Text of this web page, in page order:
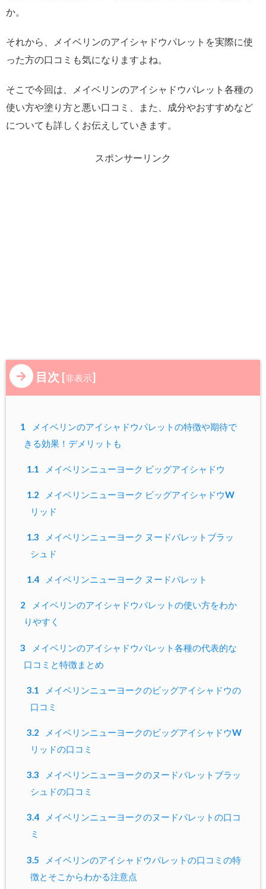
か。
それから、メイベリンのアイシャドウパレットを実際に使
った方の口コミも気になりますよね。
そこで今回は、メイベリンのアイシャドウパレット各種の
使い方や塗り方と悪い口コミ、また、成分やおすすめなど
についても詳しくお伝えしていきます。
スポンサーリンク
目次 [非表示]
1
メイベリンのアイシャドウパレットの特徴や期待で
きる効果！デメリットも
1.1 メイベリンニューヨーク ビッグアイシャドウ
1.2
メイベリンニューヨーク ビッグアイシャドウW
リッド
1.3
メイベリンニューヨーク ヌードパレットブラッ
シュド
1.4 メイベリンニューヨーク ヌードパレット
2
メイベリンのアイシャドウパレットの使い方をわか
りやすく
3
メイベリンのアイシャドウパレット各種の代表的な
口コミと特徴まとめ
3.1
メイベリンニューヨークのビッグアイシャドウの
口コミ
3.2
メイベリンニューヨークのビッグアイシャドウW
リッドの口コミ
3.3
メイベリンニューヨークのヌードパレットブラッ
シュドの口コミ
3.4
メイベリンニューヨークのヌードパレットの口コ
ミ
3.5
メイベリンのアイシャドウパレットの口コミの特
徴とそこからわかる注意点